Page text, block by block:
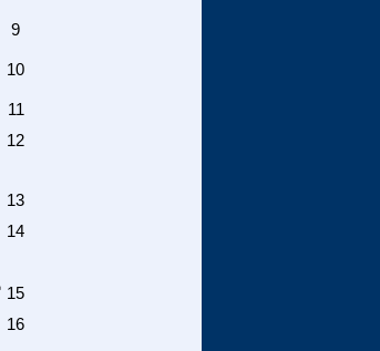
9
10
11
12
13
14
15
16